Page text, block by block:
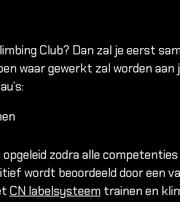
Club? Dan zal je eerst
waar gewerkt zal worden aan
zodra alle
wordt beoordeeld door een
CN labelsysteem trainen en